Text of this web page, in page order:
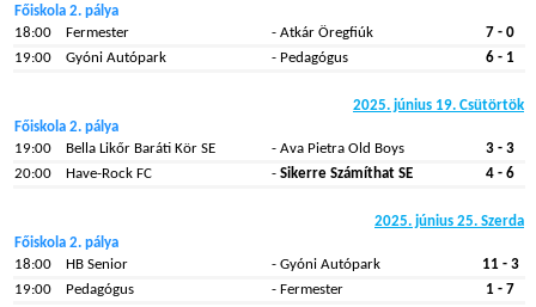
Főiskola 2. pálya
18:00
Fermester - Atkár Öregfiúk
7 - 0
19:00
Gyóni Autópark - Pedagógus 6 - 1
2025. június 19. Csütörtök
Főiskola 2. pálya
19:00
Bella Likőr Baráti Kör SE - Ava Pietra Old Boys
3 - 3
20:00
Have-Rock FC - Sikerre Számíthat SE 4 - 6
2025. június 25. Szerda
Főiskola 2. pálya
18:00
HB Senior - Gyóni Autópark
11 - 3
19:00
Pedagógus - Fermester 1 - 7